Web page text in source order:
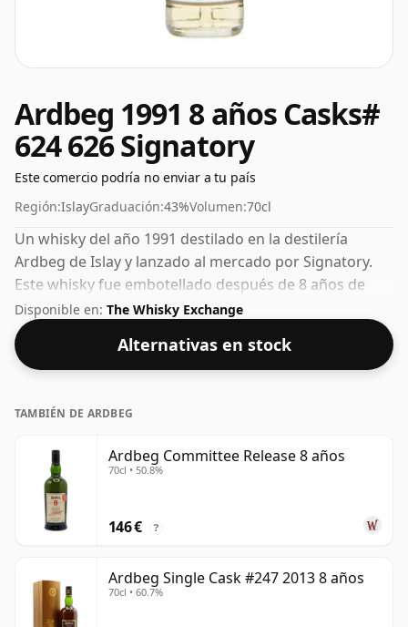
Ardbeg 1991 8 años Casks#
624 626 Signatory
Este comercio podría no enviar a tu país
Región:IslayGraduación:43%Volumen:70cl
Un whisky del año 1991 destilado en la destilería
Ardbeg de Islay y lanzado al mercado por Signatory.
Este whisky fue embotellado después de 8 años de
maduración. Embotellado con una concentración cada
vez más popular del 43%, que es un ABV para beber
respetable.
Disponible en: The Whisky Exchange
Alternativas en stock
TAMBIÉN DE ARDBEG
Ardbeg Committee Release 8 años
70cl • 50.8%
146 € ?
Ardbeg Single Cask #247 2013 8 años
70cl • 60.7%